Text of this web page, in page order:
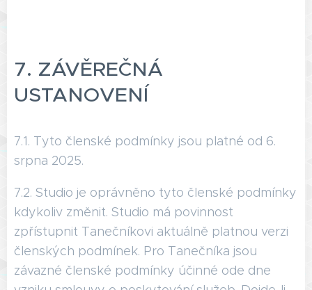
7. ZÁVĚREČNÁ
USTANOVENÍ
7.1. Tyto členské podmínky jsou platné od 6.
srpna 2025.
7.2. Studio je oprávněno tyto členské podmínky
kdykoliv změnit. Studio má povinnost
zpřístupnit Tanečníkovi aktuálně platnou verzi
členských podmínek. Pro Tanečníka jsou
závazné členské podmínky účinné ode dne